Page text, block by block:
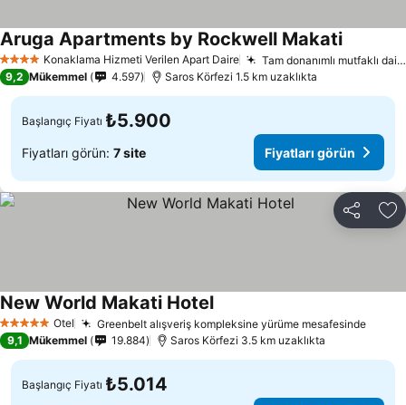
4 Yıldız Konaklama Hizmeti Verilen Apart Daire Tam donanımlı mutfaklı daireler
Aruga Apartments by Rockwell Makati
9,2 Mükemmel 4.597 Saros Körfezi 1.5 km uzaklıkta
Başlangıç Fiyatı ₺5.900
Fiyatları görün: 7 site Fiyatları görün
Paylaş
5 Yıldız Otel Greenbelt alışveriş kompleksine yürüme mesafesinde
New World Makati Hotel
9,1 Mükemmel 19.884 Saros Körfezi 3.5 km uzaklıkta
Başlangıç Fiyatı ₺5.014